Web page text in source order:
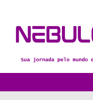
content